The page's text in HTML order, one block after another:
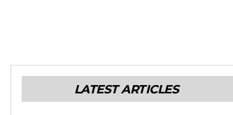
LATEST ARTICLES